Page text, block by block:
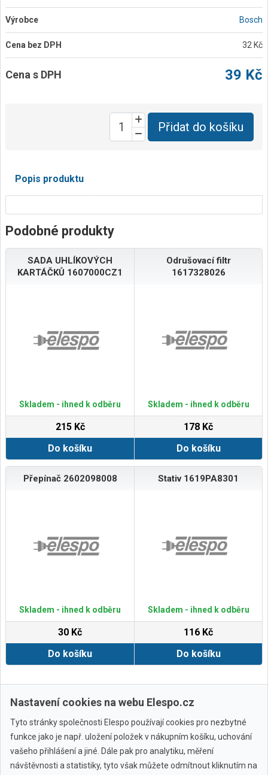
Výrobce Bosch
Cena bez DPH 32 Kč
Cena s DPH 39 Kč
Přidat do košíku
Popis produktu
Podobné produkty
SADA UHLÍKOVÝCH
KARTÁČKŮ 1607000CZ1
Skladem - ihned k odběru
215 Kč
Do košíku
Odrušovací filtr
1617328026
Skladem - ihned k odběru
178 Kč
Do košíku
Přepínač 2602098008
Skladem - ihned k odběru
30 Kč
Do košíku
Stativ 1619PA8301
Skladem - ihned k odběru
116 Kč
Do košíku
Zobrazit další
Nastavení cookies na webu Elespo.cz
Tyto stránky společnosti Elespo používají cookies pro nezbytné
funkce jako je např. uložení položek v nákupním košíku, uchování
vašeho přihlášení a jiné. Dále pak pro analytiku, měření
návštěvnosti a statistiky, tyto však můžete odmítnout kliknutím na